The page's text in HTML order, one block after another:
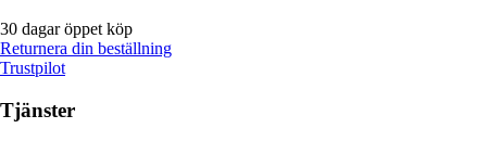
30 dagar öppet köp
Returnera din beställning
Trustpilot
Tjänster